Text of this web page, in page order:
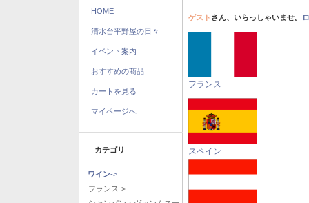
HOME
清水台平野屋の日々
イベント案内
おすすめの商品
カートを見る
マイページへ
カテゴリ
ワイン->
- フランス->
ゲスト さん、いらっしゃいませ。
フランス
スペイン